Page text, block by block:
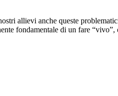
allievi anche queste
fondamentale di un fare